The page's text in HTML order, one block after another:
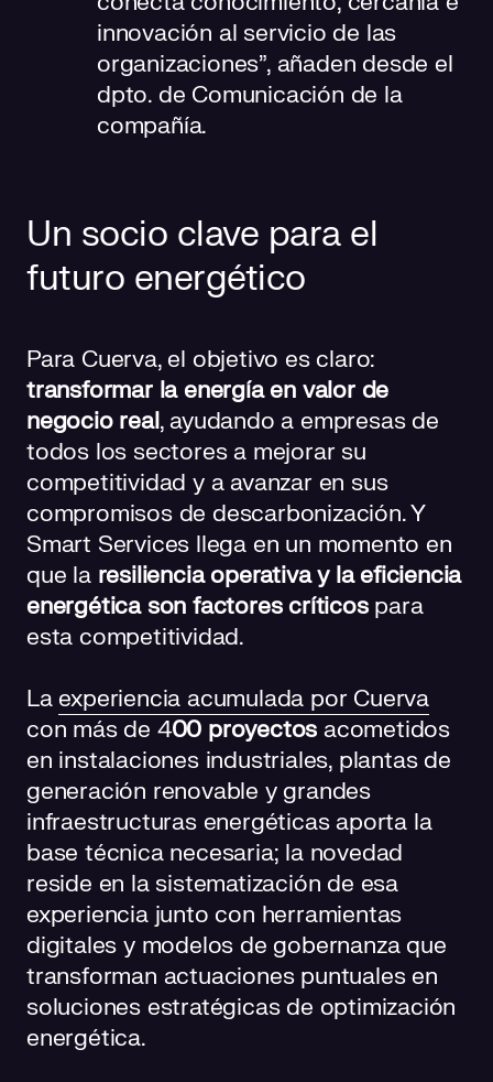
innovación al servicio de las
organizaciones”, añaden desde el
dpto. de Comunicación de la
compañía.
Un socio clave para el
futuro energético
Para Cuerva, el objetivo es claro:
transformar la energía en valor de
negocio real, ayudando a empresas de
todos los sectores a mejorar su
competitividad y a avanzar en sus
compromisos de descarbonización. Y
Smart Services llega en un momento en
que la resiliencia operativa y la eficiencia
energética son factores críticospara
esta competitividad.
La experiencia acumulada por Cuerva
con más de 400 proyectos acometidos
en instalaciones industriales, plantas de
generación renovable y grandes
infraestructuras energéticas aporta la
base técnica necesaria; la novedad
reside en la sistematización de esa
experiencia junto con herramientas
digitales y modelos de gobernanza que
transforman actuaciones puntuales en
soluciones estratégicas de optimización
energética.